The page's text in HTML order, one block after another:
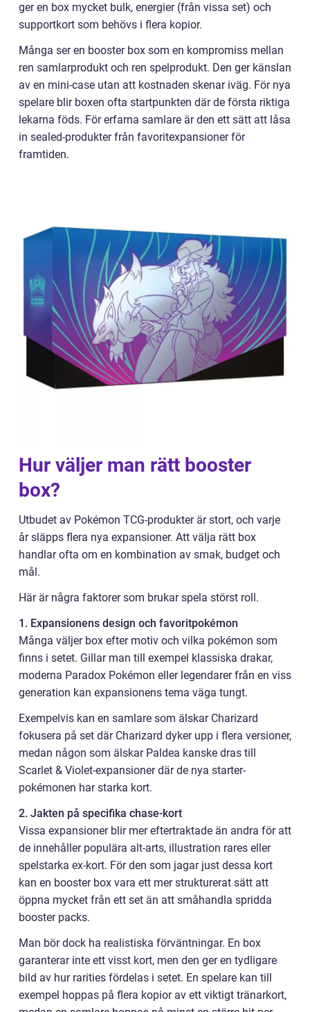
ger en box mycket bulk, energier (från vissa set) och
supportkort som behövs i flera kopior.
Många ser en booster box som en kompromiss mellan
ren samlarprodukt och ren spelprodukt. Den ger känslan
av en mini-case utan att kostnaden skenar iväg. För nya
spelare blir boxen ofta startpunkten där de första riktiga
lekarna föds. För erfarna samlare är den ett sätt att låsa
in sealed-produkter från favoritexpansioner för
framtiden.
Hur väljer man rätt booster
box?
Utbudet av Pokémon TCG-produkter är stort, och varje
år släpps flera nya expansioner. Att välja rätt box
handlar ofta om en kombination av smak, budget och
mål.
Här är några faktorer som brukar spela störst roll.
1. Expansionens design och favoritpokémon
Många väljer box efter motiv och vilka pokémon som
finns i setet. Gillar man till exempel klassiska drakar,
moderna Paradox Pokémon eller legendarer från en viss
generation kan expansionens tema väga tungt.
Exempelvis kan en samlare som älskar Charizard
fokusera på set där Charizard dyker upp i flera versioner,
medan någon som älskar Paldea kanske dras till
Scarlet & Violet-expansioner där de nya starter-
pokémonen har starka kort.
2. Jakten på specifika chase-kort
Vissa expansioner blir mer eftertraktade än andra för att
de innehåller populära alt-arts, illustration rares eller
spelstarka ex-kort. För den som jagar just dessa kort
kan en booster box vara ett mer strukturerat sätt att
öppna mycket från ett set än att småhandla spridda
booster packs.
Man bör dock ha realistiska förväntningar. En box
garanterar inte ett visst kort, men den ger en tydligare
bild av hur rarities fördelas i setet. En spelare kan till
exempel hoppas på flera kopior av ett viktigt tränarkort,